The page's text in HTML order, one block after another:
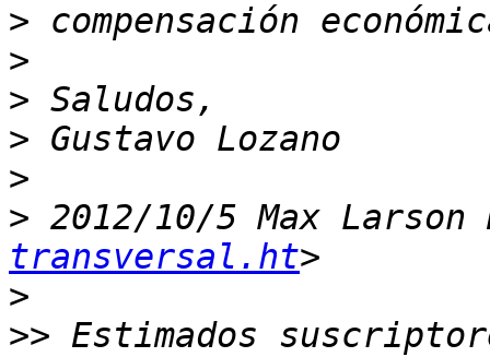
>
>
>
>
>
> 2012/10/5 Max Larson
transversal.ht
>
>> Estimados